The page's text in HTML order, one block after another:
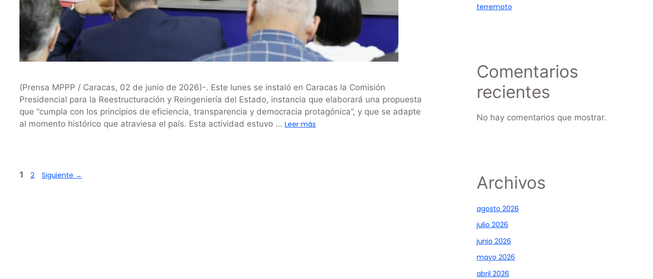
(Prensa MPPP / Caracas, 02 de junio de 2026)-. Este lunes se instaló en Caracas la Comisión
Presidencial para la Reestructuración y Reingeniería del Estado, instancia que elaborará una propuesta
que “cumpla con los principios de eficiencia, transparencia y democracia protagónica”, y que se adapte
al momento histórico que atraviesa el país. Esta actividad estuvo … Leer más
1 2 Siguiente →
terremoto
Comentarios
recientes
No hay comentarios que mostrar.
Archivos
agosto 2026
julio 2026
junio 2026
mayo 2026
abril 2026